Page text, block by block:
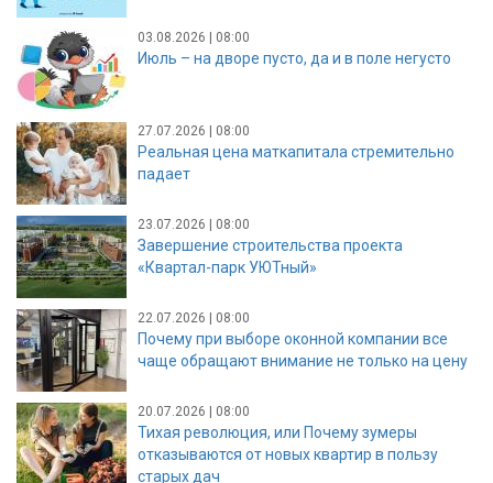
03.08.2026 | 08:00
Июль – на дворе пусто, да и в поле негусто
27.07.2026 | 08:00
Реальная цена маткапитала стремительно
падает
23.07.2026 | 08:00
Завершение строительства проекта
«Квартал-парк УЮТный»
22.07.2026 | 08:00
Почему при выборе оконной компании все
чаще обращают внимание не только на цену
20.07.2026 | 08:00
Тихая революция, или Почему зумеры
отказываются от новых квартир в пользу
старых дач